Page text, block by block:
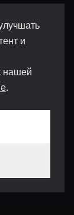
и
нашей
.